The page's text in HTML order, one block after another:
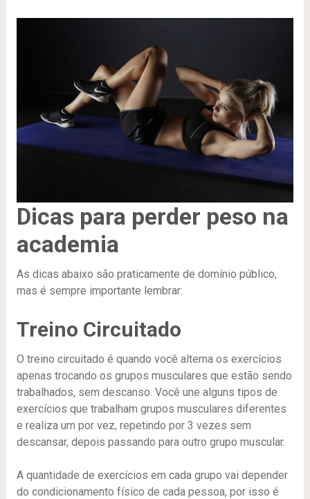
Dicas para perder peso na
academia
As dicas abaixo são praticamente de domínio público,
mas é sempre importante lembrar:
Treino Circuitado
O treino circuitado é quando você alterna os exercícios
apenas trocando os grupos musculares que estão sendo
trabalhados, sem descanso. Você une alguns tipos de
exercícios que trabalham grupos musculares diferentes
e realiza um por vez, repetindo por 3 vezes sem
descansar, depois passando para outro grupo muscular.
A quantidade de exercícios em cada grupo vai depender
do condicionamento físico de cada pessoa, por isso é